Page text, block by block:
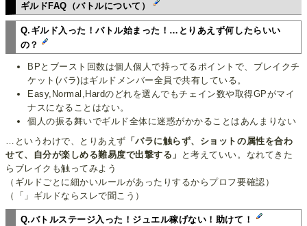
ギルドFAQ（バトルについて）
Q.ギルド入った！バトル始まった！…とりあえず何したらいい
の？
BPとブースト回数は個人個人で持ってるポイントで、ブレイクチ
ケット(バラ)はギルドメンバー全員で共有している。
Easy,Normal,Hardのどれを選んでもチェイン数や取得GPがマイ
ナスになることはない。
個人の振る舞いでギルド全体に迷惑がかかることはあんまりない
…というわけで、とりあえず 「バラに触らず、ショットの属性を合わ
せて、自分が楽しめる難易度で出撃する」
と考えていい。なれてきた
らブレイクも触ってみよう
（ギルドごとに細かいルールがあったりするからプロフ要確認）
（「」ギルドならスレで聞こう）
Q.バトルステージ入った！ジュエル稼げない！助けて！